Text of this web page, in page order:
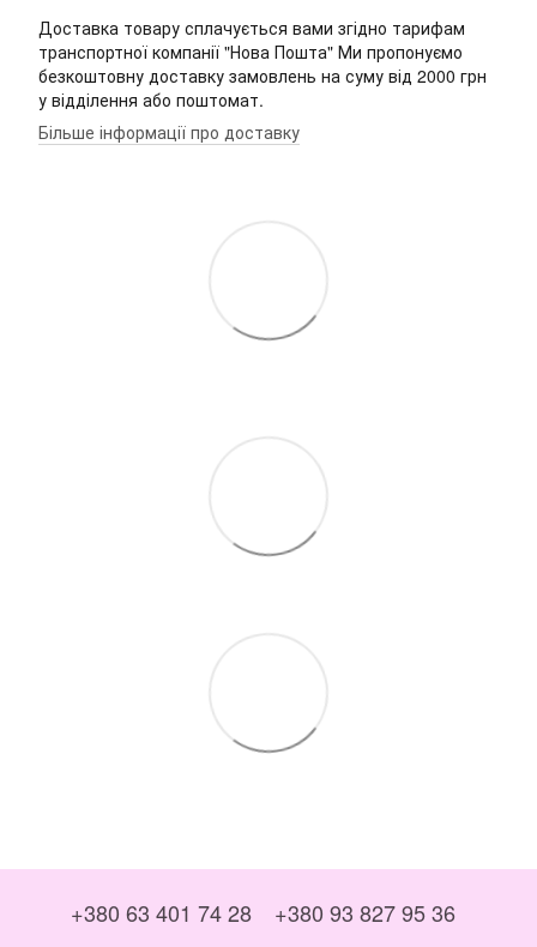
Доставка товару сплачується вами згідно тарифам
транспортної компанії "Нова Пошта" Ми пропонуємо
безкоштовну доставку замовлень на суму від 2000 грн
у відділення або поштомат.
Більше інформації про доставку
+380 63 401 74 28 +380 93 827 95 36